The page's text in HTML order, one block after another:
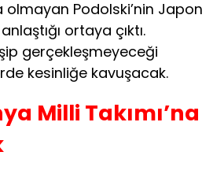
Podolski’nin Japon
ortaya çıktı.
gerçekleşmeyeceği
kesinliğe kavuşacak.
Milli Takımı’na